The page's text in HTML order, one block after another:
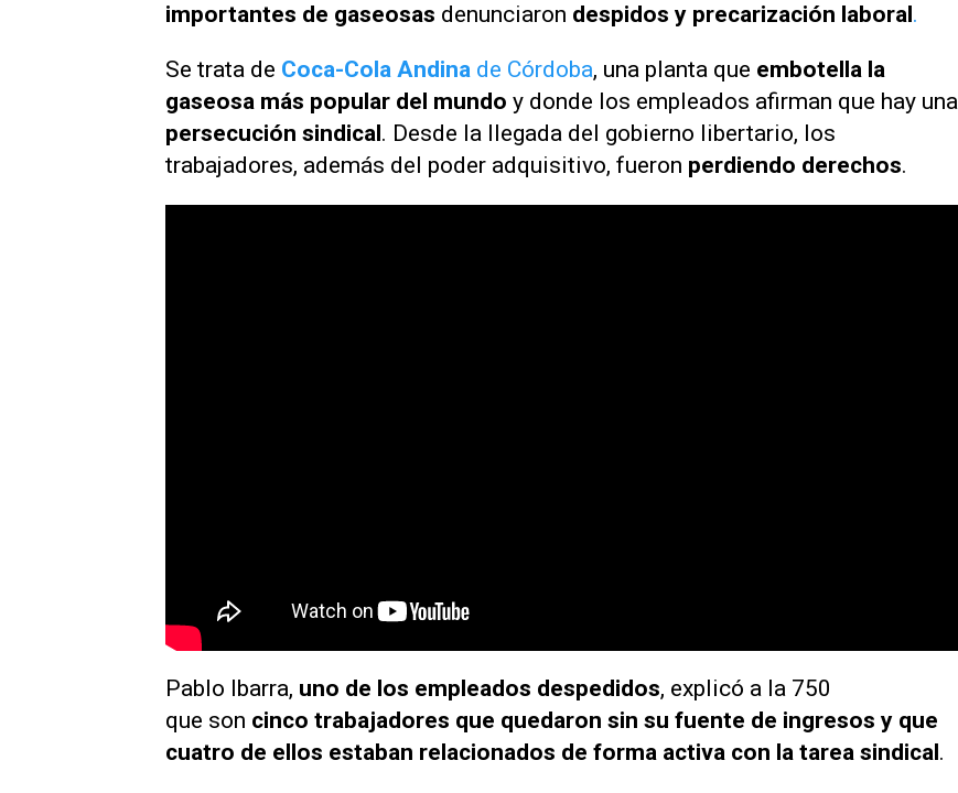
importantes de gaseosas denunciaron despidos y precarización laboral.
Se trata de Coca-Cola Andina de Córdoba, una planta que embotella la
gaseosa más popular del mundo y donde los empleados afirman que hay una
persecución sindical. Desde la llegada del gobierno libertario, los
trabajadores, además del poder adquisitivo, fueron perdiendo derechos.
Pablo Ibarra, uno de los empleados despedidos, explicó a la 750
que son cinco trabajadores que quedaron sin su fuente de ingresos y que
cuatro de ellos estaban relacionados de forma activa con la tarea sindical.